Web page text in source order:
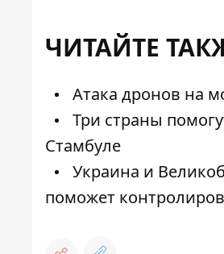
ЧИТАЙТЕ
Атака дронов на
Три страны
Стамбуле
Украина и
поможет